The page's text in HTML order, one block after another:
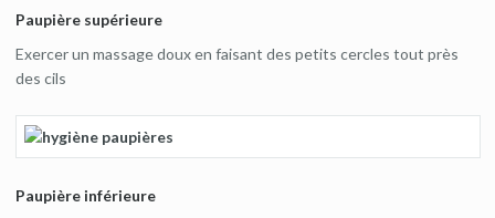
Paupière supérieure
Exercer un massage doux en faisant des petits cercles tout près
des cils
Paupière inférieure